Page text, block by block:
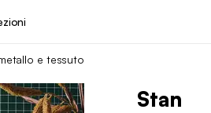
e tessuto
Stan